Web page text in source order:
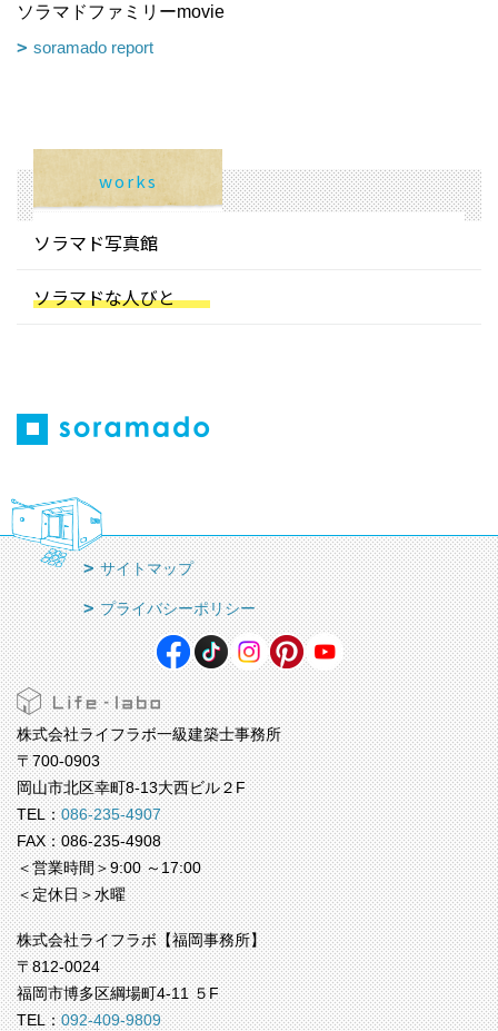
ソラマドファミリーmovie
soramado report
works
ソラマド写真館
ソラマドな人びと
サイトマップ
プライバシーポリシー
株式会社ライフラボ一級建築士事務所
〒700-0903
岡山市北区幸町8-13大西ビル２F
TEL：086-235-4907
FAX：086-235-4908
＜営業時間＞9:00 ～17:00
＜定休日＞水曜
株式会社ライフラボ【福岡事務所】
〒812-0024
福岡市博多区綱場町4-11 ５F
TEL：092-409-9809